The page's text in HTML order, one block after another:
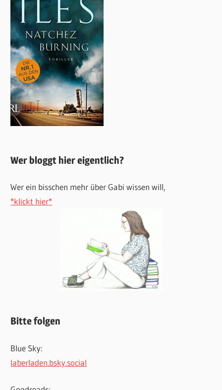
Wer bloggt hier eigentlich?
Wer ein bisschen mehr über Gabi wissen will,
*klickt hier*
Bitte folgen
Blue Sky:
laberladen.bsky.social